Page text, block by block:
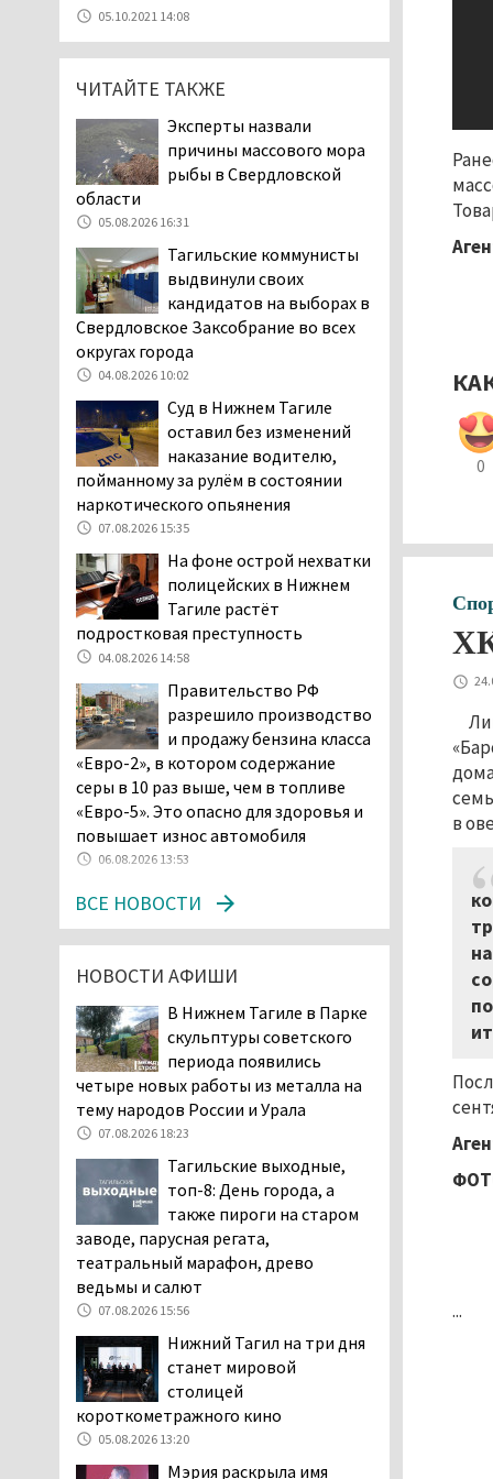
0
в
...
В Нижнем Тагиле в День
города перекроют
центральные улицы и
ограничат парковку
В суд направлено
уголовное дело о
мошенничестве при
строительстве ИЖС в Нижнем
07.08.2026 11:47
Екатеринбург подвергся
атаке БПЛА, восемь из
них были сбиты, три
упали на крышу логистического
07.08.2026 11:28
Тагильские спасатели
помогли заблудившемуся
в лесу мужчине найти
дорогу домой
Прокуратура
Дзержинского района
Нижнего Тагила
возбудила административное дело в
отсутствия холодной воды
06.08.2026 15:42
Двое детей пострадали
при сходе трамвая с
рельсов в Нижнем Тагиле
Правительство РФ
и продажу бензина класса
«Евро-2», в котором содержание
«Евро-5». Это опасно для здоровья и
повышает износ автомобиля
06.08.2026 13:53
В Детской городской
больнице № 3 Нижнего
Тагила опровергли
обвинения родителей, которые
заявили, что их дочь в палате
покусала бельевая вошь
06.08.2026 13:02
В Нижнем Тагиле на три
дня запретят
электросамокаты
06.08.2026 11:41
«Я уверен, это бельевая
вошь». Родители 10-
летней девочки
пожаловались на кровососущих
паразитов, которые искусали их
ребёнка в детской больнице
05.10.2021 14:08
ЧИТАЙТЕ ТАКЖЕ
Эксперты назвали
причины массового мора
рыбы в Свердловской
области
05.08.2026 16:31
Тагильские коммунисты
выдвинули своих
кандидатов на выборах в
Свердловское Заксобрание во всех
округах города
04.08.2026 10:02
Суд в Нижнем Тагиле
оставил без изменений
наказание водителю,
пойманному за рулём в состоянии
наркотического опьянения
07.08.2026 15:35
На фоне острой нехватки
полицейских в Нижнем
Тагиле растёт
подростковая преступность
04.08.2026 14:58
Правительство РФ
разрешило производство
и продажу бензина класса
«Евро-2», в котором содержание
серы в 10 раз выше, чем в топливе
«Евро-5». Это опасно для здоровья и
повышает износ автомобиля
06.08.2026 13:53
ВСЕ НОВОСТИ
НОВОСТИ АФИШИ
В Нижнем Тагиле в Парке
скульптуры советского
периода появились
четыре новых работы из металла на
тему народов России и Урала
07.08.2026 18:23
Тагильские выходные,
топ-8: День города, а
также пироги на старом
заводе, парусная регата,
театральный марафон, древо
ведьмы и салют
07.08.2026 15:56
Нижний Тагил на три дня
станет мировой
столицей
короткометражного кино
05.08.2026 13:20
Мэрия раскрыла имя